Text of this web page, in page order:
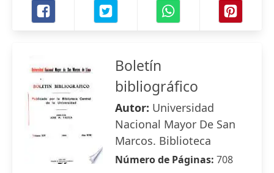
Boletín
bibliográfico
Autor: Universidad
Nacional Mayor De San
Marcos. Biblioteca
Número de Páginas: 708